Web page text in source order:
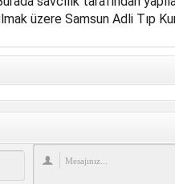
üzere Samsun Adli Tıp